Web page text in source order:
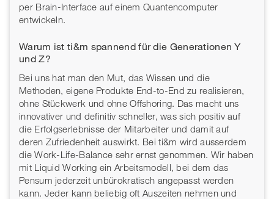
per Brain-Interface auf einem Quantencomputer
entwickeln.
Warum ist ti&m spannend für die Generationen Y
und Z?
Bei uns hat man den Mut, das Wissen und die
Methoden, eigene Produkte End-to-End zu realisieren,
ohne Stückwerk und ohne Offshoring. Das macht uns
innovativer und definitiv schneller, was sich positiv auf
die Erfolgserlebnisse der Mitarbeiter und damit auf
deren Zufriedenheit auswirkt. Bei ti&m wird ausserdem
die Work-Life-Balance sehr ernst genommen. Wir haben
mit Liquid Working ein Arbeitsmodell, bei dem das
Pensum jederzeit unbürokratisch angepasst werden
kann. Jeder kann beliebig oft Auszeiten nehmen und